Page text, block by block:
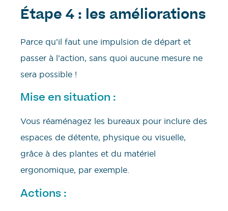
Étape 4 : les améliorations
Parce qu’il faut une impulsion de départ et
passer à l’action, sans quoi aucune mesure ne
sera possible !
Mise en situation :
Vous réaménagez les bureaux pour inclure des
espaces de détente, physique ou visuelle,
grâce à des plantes et du matériel
ergonomique, par exemple.
Actions :